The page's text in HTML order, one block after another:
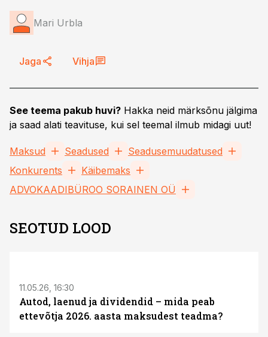
Mari Urbla
Jaga Vihja
See teema pakub huvi? Hakka neid märksõnu jälgima
ja saad alati teavituse, kui sel teemal ilmub midagi uut!
Maksud Seadused
Seadusemuudatused
Konkurents
Käibemaks
ADVOKAADIBÜROO SORAINEN OÜ
SEOTUD LOOD
11.05.26, 16:30
Autod, laenud ja dividendid – mida peab
ettevõtja 2026. aasta maksudest teadma?